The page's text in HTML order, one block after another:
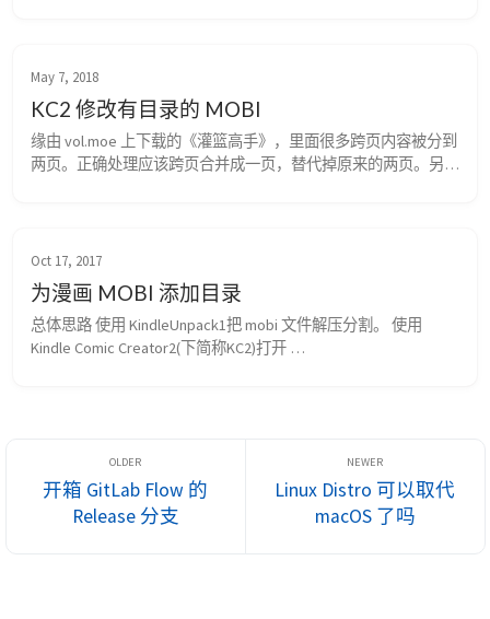
May 7, 2018
KC2 修改有目录的 MOBI
缘由 vol.moe 上下载的《灌篮高手》，里面很多跨页内容被分到
两页。正确处理应该跨页合并成一页，替代掉原来的两页。另
未处理的瑕疵页。遂再补充完成，不过 KC2 编辑有目录...
Oct 17, 2017
为漫画 MOBI 添加目录
总体思路 使用 KindleUnpack1把 mobi 文件解压分割。 使用
Kindle Comic Creator2(下简称KC2)打开
开箱 GitLab Flow 的
Release 分支
Linux Distro 可以取代
macOS 了吗